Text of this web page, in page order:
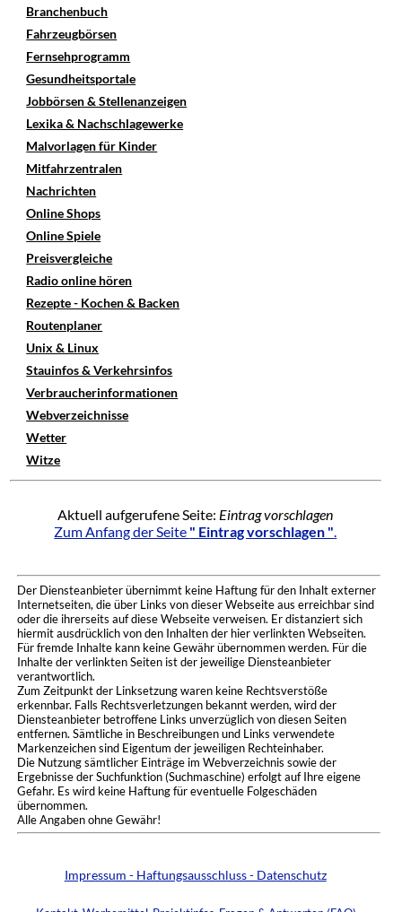
Branchenbuch
Fahrzeugbörsen
Fernsehprogramm
Gesundheitsportale
Jobbörsen & Stellenanzeigen
Lexika & Nachschlagewerke
Malvorlagen für Kinder
Mitfahrzentralen
Nachrichten
Online Shops
Online Spiele
Preisvergleiche
Radio online hören
Rezepte - Kochen & Backen
Routenplaner
Unix & Linux
Stauinfos & Verkehrsinfos
Verbraucherinformationen
Webverzeichnisse
Wetter
Witze
Aktuell aufgerufene Seite: Eintrag vorschlagen
Zum Anfang der Seite " Eintrag vorschlagen ".
Der Diensteanbieter übernimmt keine Haftung für den Inhalt externer
Internetseiten, die über Links von dieser Webseite aus erreichbar sind
oder die ihrerseits auf diese Webseite verweisen. Er distanziert sich
hiermit ausdrücklich von den Inhalten der hier verlinkten Webseiten.
Für fremde Inhalte kann keine Gewähr übernommen werden. Für die
Inhalte der verlinkten Seiten ist der jeweilige Diensteanbieter
verantwortlich.
Zum Zeitpunkt der Linksetzung waren keine Rechtsverstöße
erkennbar. Falls Rechtsverletzungen bekannt werden, wird der
Diensteanbieter betroffene Links unverzüglich von diesen Seiten
entfernen. Sämtliche in Beschreibungen und Links verwendete
Markenzeichen sind Eigentum der jeweiligen Rechteinhaber.
Die Nutzung sämtlicher Einträge im Webverzeichnis sowie der
Ergebnisse der Suchfunktion (Suchmaschine) erfolgt auf Ihre eigene
Gefahr. Es wird keine Haftung für eventuelle Folgeschäden
übernommen.
Alle Angaben ohne Gewähr!
Impressum - Haftungsausschluss - Datenschutz